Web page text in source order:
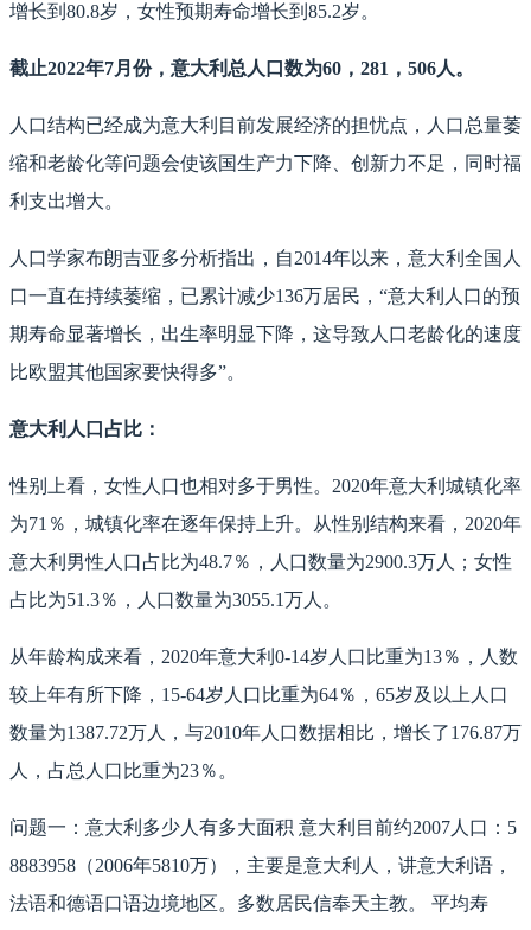
增长到80.8岁，女性预期寿命增长到85.2岁。
截止2022年7月份，意大利总人口数为60，281，506人。
人口结构已经成为意大利目前发展经济的担忧点，人口总量萎
缩和老龄化等问题会使该国生产力下降、创新力不足，同时福
利支出增大。
人口学家布朗吉亚多分析指出，自2014年以来，意大利全国人
口一直在持续萎缩，已累计减少136万居民，“意大利人口的预
期寿命显著增长，出生率明显下降，这导致人口老龄化的速度
比欧盟其他国家要快得多”。
意大利人口占比：
性别上看，女性人口也相对多于男性。2020年意大利城镇化率
为71％，城镇化率在逐年保持上升。从性别结构来看，2020年
意大利男性人口占比为48.7％，人口数量为2900.3万人；女性
占比为51.3％，人口数量为3055.1万人。
从年龄构成来看，2020年意大利0-14岁人口比重为13％，人数
较上年有所下降，15-64岁人口比重为64％，65岁及以上人口
数量为1387.72万人，与2010年人口数据相比，增长了176.87万
人，占总人口比重为23％。
问题一：意大利多少人有多大面积 意大利目前约2007人口：5
8883958（2006年5810万），主要是意大利人，讲意大利语，
法语和德语口语边境地区。多数居民信奉天主教。 平均寿